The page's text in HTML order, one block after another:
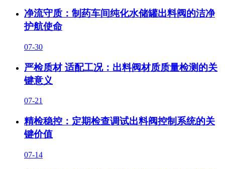
净流守质：制药车间纯化水储罐出料阀的洁净
护航使命
07-30
严检质材 适配工况：出料阀材质质量检测的关
键意义
07-21
精检稳控：定期检查调试出料阀控制系统的关
键价值
07-14